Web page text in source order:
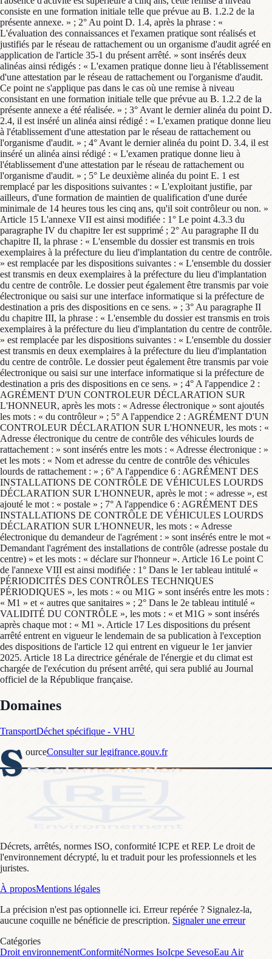
Domaines
TransportDéchet spécifique - VHU
S ourceConsulter sur legifrance.gouv.fr
Décrets, arrêtés, normes ISO, conformité ICPE et REP. Le droit de
l'environnement décrypté, lu et traduit pour les professionnels et les
juristes.
À proposMentions légales
La précision n'est pas optionnelle ici. Erreur repérée ? Signalez-la,
aucune coquille ne bénéficie de prescription. Signaler une erreur
Catégories
Droit environnementConformitéNormes IsoIcpe SevesoEau Air